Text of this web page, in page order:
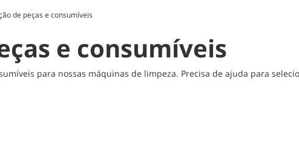
de peças e consumíveis
e consumíveis
para nossas máquinas de limpeza. Precisa de ajuda para